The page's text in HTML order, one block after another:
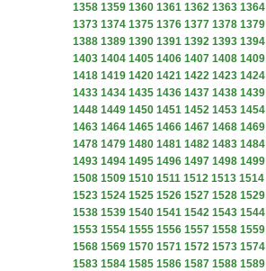
1358 1359 1360 1361 1362 1363 1364
1373 1374 1375 1376 1377 1378 1379
1388 1389 1390 1391 1392 1393 1394
1403 1404 1405 1406 1407 1408 1409
1418 1419 1420 1421 1422 1423 1424
1433 1434 1435 1436 1437 1438 1439
1448 1449 1450 1451 1452 1453 1454
1463 1464 1465 1466 1467 1468 1469
1478 1479 1480 1481 1482 1483 1484
1493 1494 1495 1496 1497 1498 1499
1508 1509 1510 1511 1512 1513 1514
1523 1524 1525 1526 1527 1528 1529
1538 1539 1540 1541 1542 1543 1544
1553 1554 1555 1556 1557 1558 1559
1568 1569 1570 1571 1572 1573 1574
1583 1584 1585 1586 1587 1588 1589